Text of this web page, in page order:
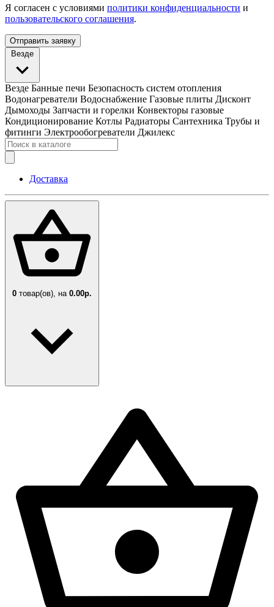
Я согласен с условиями политики конфиденциальности и
пользовательского соглашения.
Отправить заявку
Везде
Везде Банные печи Безопасность систем отопления
Водонагреватели Водоснабжение Газовые плиты Дисконт
Дымоходы Запчасти и горелки Конвекторы газовые
Кондиционирование Котлы Радиаторы Сантехника Трубы и
фитинги Электрообогреватели Джилекс
Доставка
0 товар(ов), на 0.00р.